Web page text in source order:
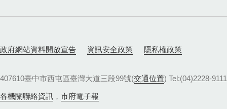
政府網站資料開放宣告 資訊安全政策 隱私權政策
407610臺中市西屯區臺灣大道三段99號(交通位置) Tel:(04)2228-
各機關聯絡資訊 ， 市府電子報